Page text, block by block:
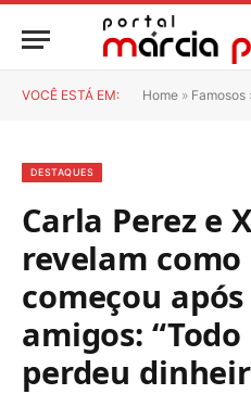
VOCÊ ESTÁ EM: Home » Famosos
DESTAQUES
Carla Perez e
revelam
começou
amigos:
perdeu